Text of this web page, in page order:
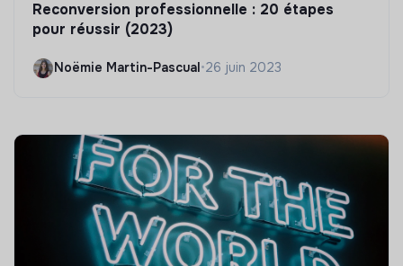
Reconversion professionnelle : 20 étapes
pour réussir (2023)
Noëmie Martin-Pascual •26 juin 2023